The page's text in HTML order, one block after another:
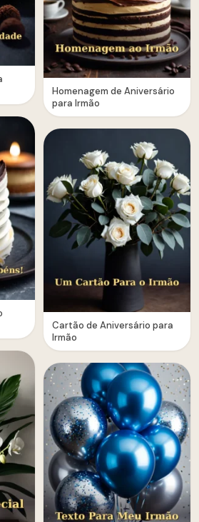
Homenagem de Aniversário
para Irmão
Cartão de Aniversário para
Irmão